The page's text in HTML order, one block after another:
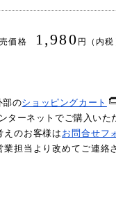
価格 1,980 円（内税
部のショッピングカート
ターネットでご購入いた
えのお客様はお問合せフ
業担当より改めてご連絡